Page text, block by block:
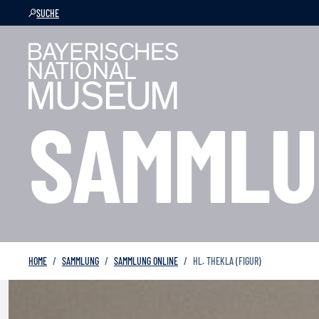
SUCHE
HOME SAMMLUNG SAMMLUNG ONLINE HL. THEKLA (FIGUR)